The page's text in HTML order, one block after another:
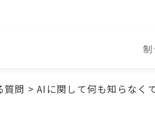
質問 >AIに関して何も知らなく